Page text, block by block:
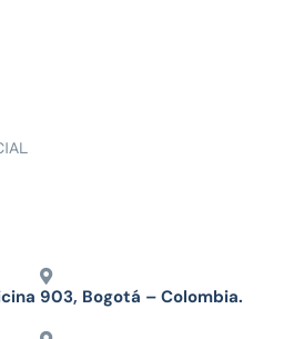
903, Bogotá – Colombia.